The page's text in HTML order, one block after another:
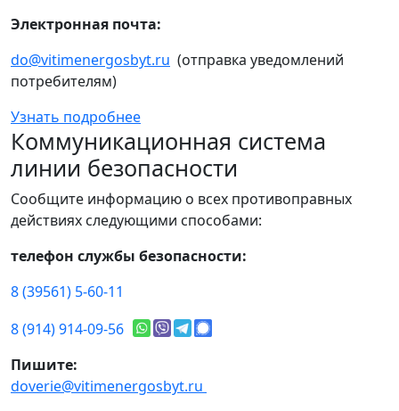
Электронная почта:
do@vitimenergosbyt.ru (отправка уведомлений
потребителям)
Узнать подробнее
Коммуникационная система
линии безопасности
Сообщите информацию о всех противоправных
действиях следующими способами:
телефон службы безопасности:
8 (39561) 5-60-11
8 (914) 914-09-56
Пишите:
doverie@vitimenergosbyt.ru